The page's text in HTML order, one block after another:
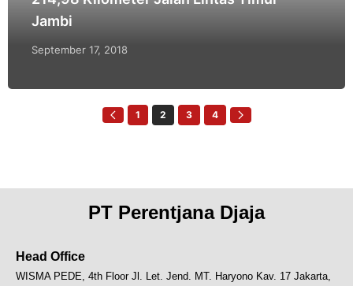
Jambi
September 17, 2018
1 2 3 4
PT Perentjana Djaja
Head Office
WISMA PEDE, 4th Floor Jl. Let. Jend. MT. Haryono Kav. 17 Jakarta,